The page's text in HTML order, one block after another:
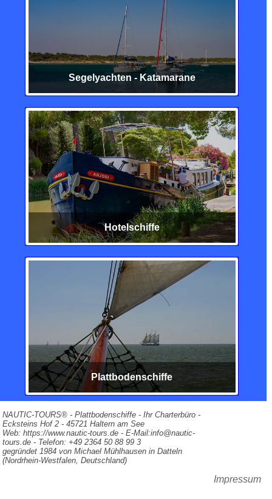
Segelyachten - Katamarane
Hotelschiffe
Plattbodenschiffe
NAUTIC-TOURS® - Plattbodenschiffe - Ihr Charterbüro -
Ecksteins Hof 2 - 45721 Haltern am See
Web: https://www.nautic-tours.de - E-Mail:info@nautic-
tours.de - Telefon: +49 2364 50 88 99 3
gegründet 1984 von Michael Mühlhausen in Datteln
(Nordrhein-Westfalen, Deutschland)
Impressum